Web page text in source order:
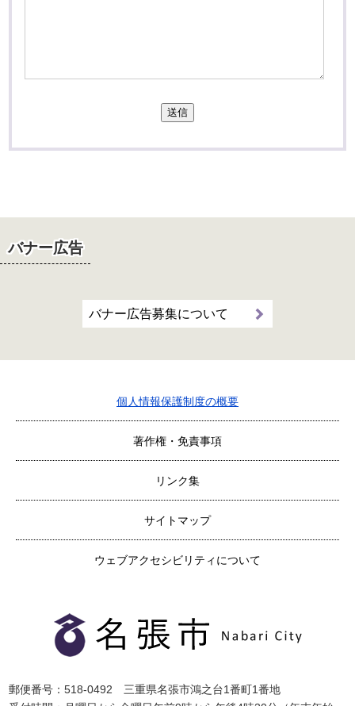
送信
バナー広告
バナー広告募集について
個人情報保護制度の概要
著作権・免責事項
リンク集
サイトマップ
ウェブアクセシビリティについて
郵便番号：518-0492 三重県名張市鴻之台1番町1番地